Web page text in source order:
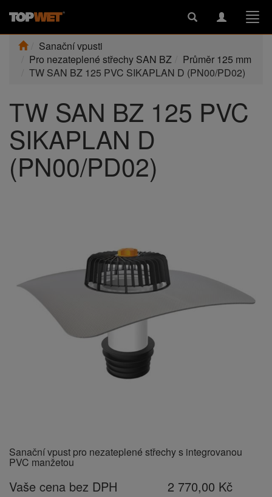
Toggle
Toggle
Sanační vpusti
Pro nezateplené střechy SAN BZ
Průměr 125 mm
TW SAN BZ 125 PVC SIKAPLAN D (PN00/PD02)
TW SAN BZ 125 PVC
SIKAPLAN D
(PN00/PD02)
Sanační vpust pro nezateplené střechy s integrovanou
PVC manžetou
Vaše cena bez DPH 2 770,00 Kč